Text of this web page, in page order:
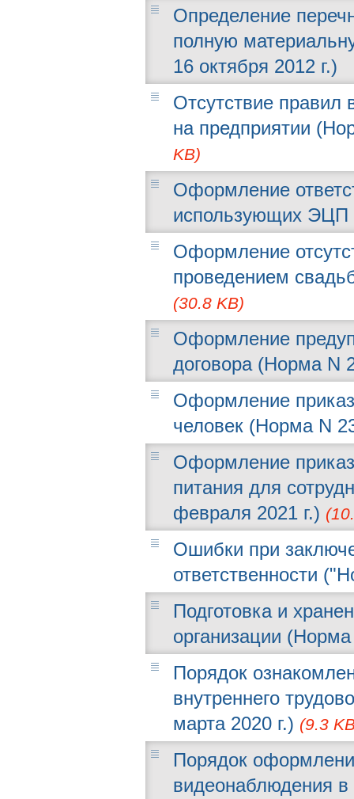
Определение
полную
16 октября 2012 г.)
Отсутствие правил
на предприятии
KB)
Оформление
использующих ЭЦП
Оформление
проведением
(30.8 KB)
Оформление
договора (Норма N
Оформление
человек (Норма N
Оформление
питания для
февраля 2021 г.)
Ошибки при
ответственности
Подготовка и
организации
Порядок
внутреннего
марта 2020 г.) (9.3
Порядок
видеонаблюдения